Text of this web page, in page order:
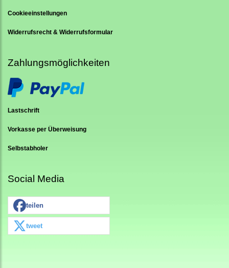
Cookieeinstellungen
Widerrufsrecht & Widerrufsformular
Zahlungsmöglichkeiten
Lastschrift
Vorkasse per Überweisung
Selbstabholer
Social Media
teilen
tweet